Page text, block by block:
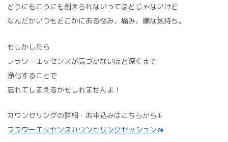
どうにもこうにも耐えられないってほどじゃないけど
なんだかいつもどこかにある悩み、痛み、嫌な気持ち。
もしかしたら
フラワーエッセンスが気づかないほど深くまで
浄化することで
忘れてしまえるかもしれませんよ！
カウンセリングの詳細・お申込みはこちらから↓
フラワーエッセンスカウンセリングセッション